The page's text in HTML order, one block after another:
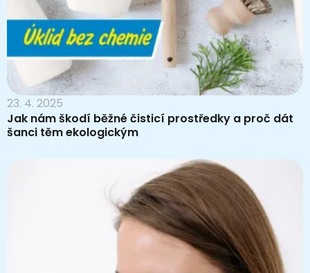
23. 4. 2025
Jak nám škodí běžné čisticí prostředky a proč dát
šanci těm ekologickým